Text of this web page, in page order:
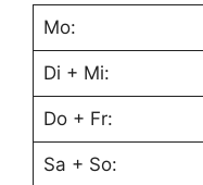
Mo:
Di + Mi:
Do + Fr:
Sa + So: